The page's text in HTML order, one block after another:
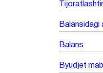
Balans
Byudjet